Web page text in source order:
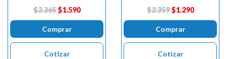
$2.365 $1.590
Comprar
Cotizar
$2.359 $1.290
Comprar
Cotizar